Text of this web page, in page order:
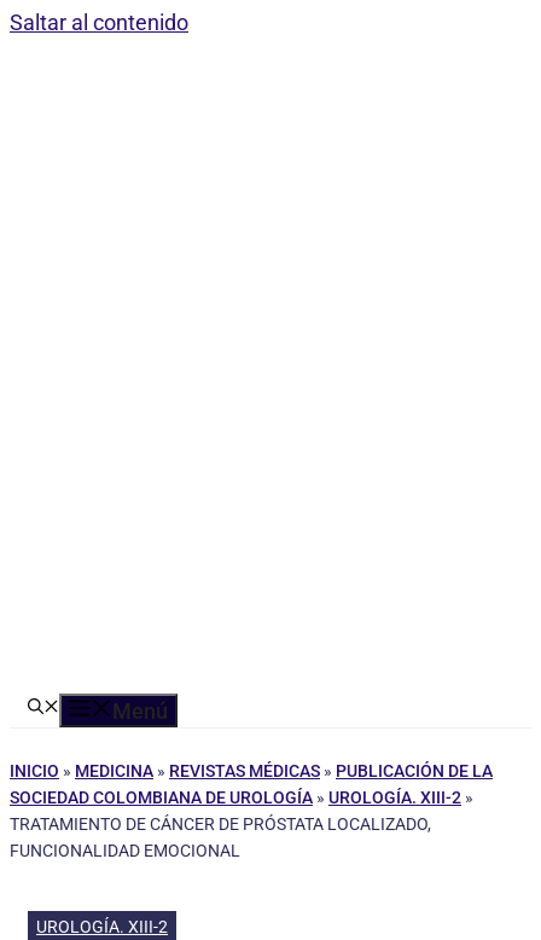
Saltar al contenido
Menú
INICIO » MEDICINA » REVISTAS MÉDICAS » PUBLICACIÓN DE LA
SOCIEDAD COLOMBIANA DE UROLOGÍA » UROLOGÍA. XIII-2 »
TRATAMIENTO DE CÁNCER DE PRÓSTATA LOCALIZADO,
FUNCIONALIDAD EMOCIONAL
UROLOGÍA. XIII-2